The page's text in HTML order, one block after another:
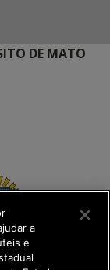
DE MATO
a
e